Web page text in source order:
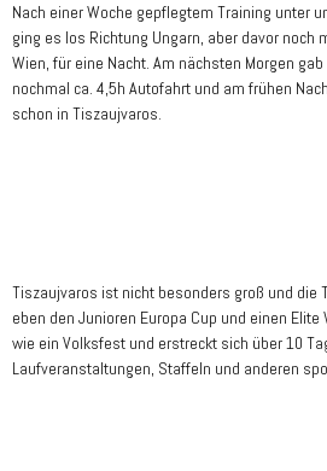
Nach einer Woche gepflegtem Training unter
ging es los Richtung Ungarn, aber davor noch
Wien, für eine Nacht. Am nächsten Morgen
nochmal ca. 4,5h Autofahrt und am frühen
schon in Tiszaujvaros.
Tiszaujvaros ist nicht besonders groß und die
eben den Junioren Europa Cup und einen
wie ein Volksfest und erstreckt sich über 10
Laufveranstaltungen, Staffeln und anderen